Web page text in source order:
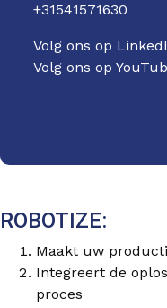
+31541571630
Volg ons op
Volg ons op
ROBOTIZE:
Maakt uw
Integreert de
proces